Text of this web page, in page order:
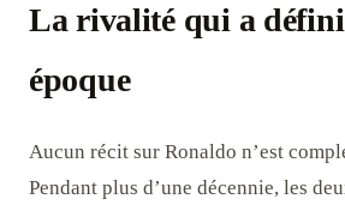
La rivalité qui a
époque
Aucun récit sur Ronaldo n’est
Pendant plus d’une décennie, les